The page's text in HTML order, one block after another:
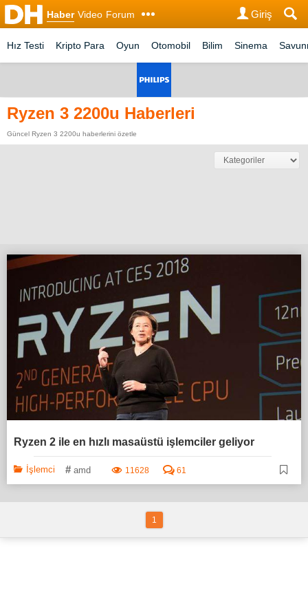
Haber Video Forum Giriş
Hız Testi Kripto Para Oyun Otomobil Bilim Sinema
Ryzen 3 2200u Haberleri
Güncel Ryzen 3 2200u haberlerini özetle
Ryzen 2 ile en hızlı masaüstü işlemciler geliyor
İşlemci # amd 11628 61
1